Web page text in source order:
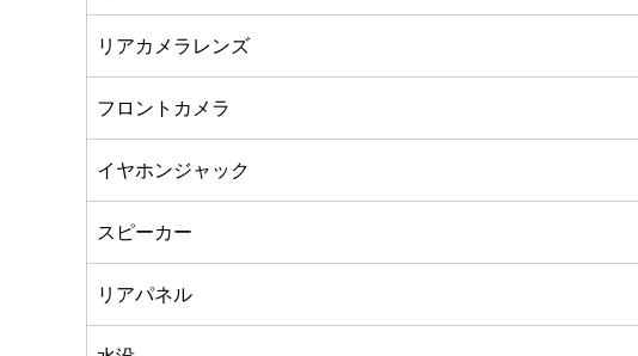
リアカメラレンズ
フロントカメラ
イヤホンジャック
スピーカー
リアパネル